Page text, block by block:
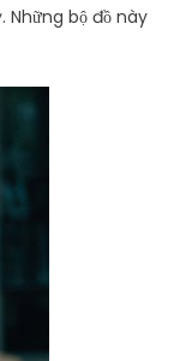
Những bộ đồ này